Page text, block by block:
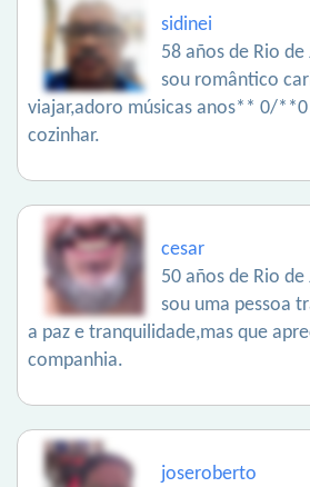
sidinei
58 años de Rio de
sou romântico
viajar,adoro músicas anos** 0/**0
cozinhar.
cesar
50 años de Rio de
sou uma pessoa
a paz e tranquilidade,mas que
companhia.
joseroberto